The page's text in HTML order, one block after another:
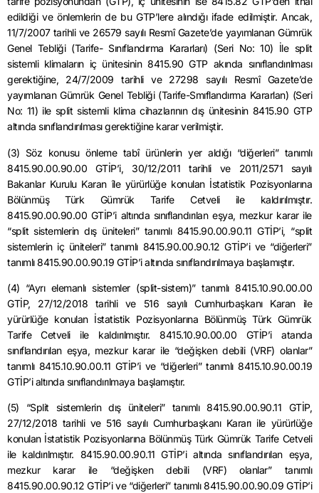
edildiği ve önlemlerin de bu GTP’lere alındığı ifade edilmiştir. Ancak,
11/7/2007 tarihli ve 26579 sayılı Resmî Gazete’de yayımlanan Gümrük
Genel Tebliği (Tarife- Sınıflandırma Kararları) (Seri No: 10) İle split
sistemli klimaların iç ünitesinin 8415.90 GTP akında sınıflandırılması
gerektiğine, 24/7/2009 tarihli ve 27298 sayılı Resmî Gazete’de
yayımlanan Gümrük Genel Tebliği (Tarife-Smıflandırma Kararlan) (Seri
No: 11) ile split sistemli klima cihazlarının dış ünitesinin 8415.90 GTP
altında sınıflandırılması gerektiğine karar verilmiştir.
(3) Söz konusu önleme tabî ürünlerin yer aldığı “diğerleri” tanımlı
8415.90.00.90.00 GTİP’i, 30/12/2011 tarihli ve 2011/2571 sayılı
Bakanlar Kurulu Karan île yürürlüğe konulan İstatistik Pozisyonlarına
Bölünmüş Türk Gümrük Tarife Cetveli ile kaldırılmıştır.
8415.90.00.90.00 GTİP’i altında sınıflandırılan eşya, mezkur karar ile
“split sistemlerin dış üniteleri” tanımlı 8415.90.00.90.11 GTİP’i, “split
sistemlerin iç üniteleri” tanımlı 8415.90.00.90.12 GTİP’i ve “diğerleri”
tanımlı 8415.90.00.90.19 GTİP’i altında sınıflandırılmaya başlamıştır.
(4) “Ayrı elemanlı sistemler (split-sistem)” tanımlı 8415.10.90.00.00
GTİP, 27/12/2018 tarihli ve 516 sayılı Cumhurbaşkanı Karan ile
yürürlüğe konulan İstatistik Pozisyonlarına Bölünmüş Türk Gümrük
Tarife Cetveli ile kaldırılmıştır. 8415.10.90.00.00 GTİP’i atanda
sınıflandırılan eşya, mezkur karar ile “değişken debili (VRF) olanlar”
tanımlı 8415.10.90.00.11 GTİP’i ve “diğerleri” tanımlı 8415.10.90.00.19
GTİP’i altında sınıflandırılmaya başlamıştır.
(5) “Split sistemlerin dış üniteleri” tanımlı 8415.90.00.90.11 GTİP,
27/12/2018 tarihli ve 516 sayılı Cumhurbaşkanı Kararı ile yürürlüğe
konulan İstatistik Pozisyonlarına Bölünmüş Türk Gümrük Tarife Cetveli
ile kaldırılmıştır. 8415.90.00.90.11 GTİP’i altında sınıflandırılan eşya,
mezkur karar ile “değişken debili (VRF) olanlar” tanımlı
8415.90.00.90.12 GTİP’i ve “diğerleri” tanımlı 8415.90.00.90.09 GTİP’i